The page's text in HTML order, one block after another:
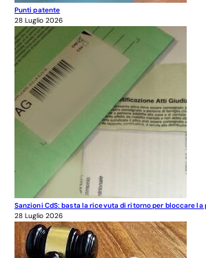
Punti patente
28 Luglio 2026
Sanzioni CdS: basta la ricevuta di ritorno per bloccare la
28 Luglio 2026